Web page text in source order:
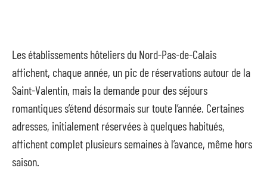
Les établissements hôteliers du Nord-Pas-de-Calais
affichent, chaque année, un pic de réservations autour de la
Saint-Valentin, mais la demande pour des séjours
romantiques s’étend désormais sur toute l’année. Certaines
adresses, initialement réservées à quelques habitués,
affichent complet plusieurs semaines à l’avance, même hors
saison.